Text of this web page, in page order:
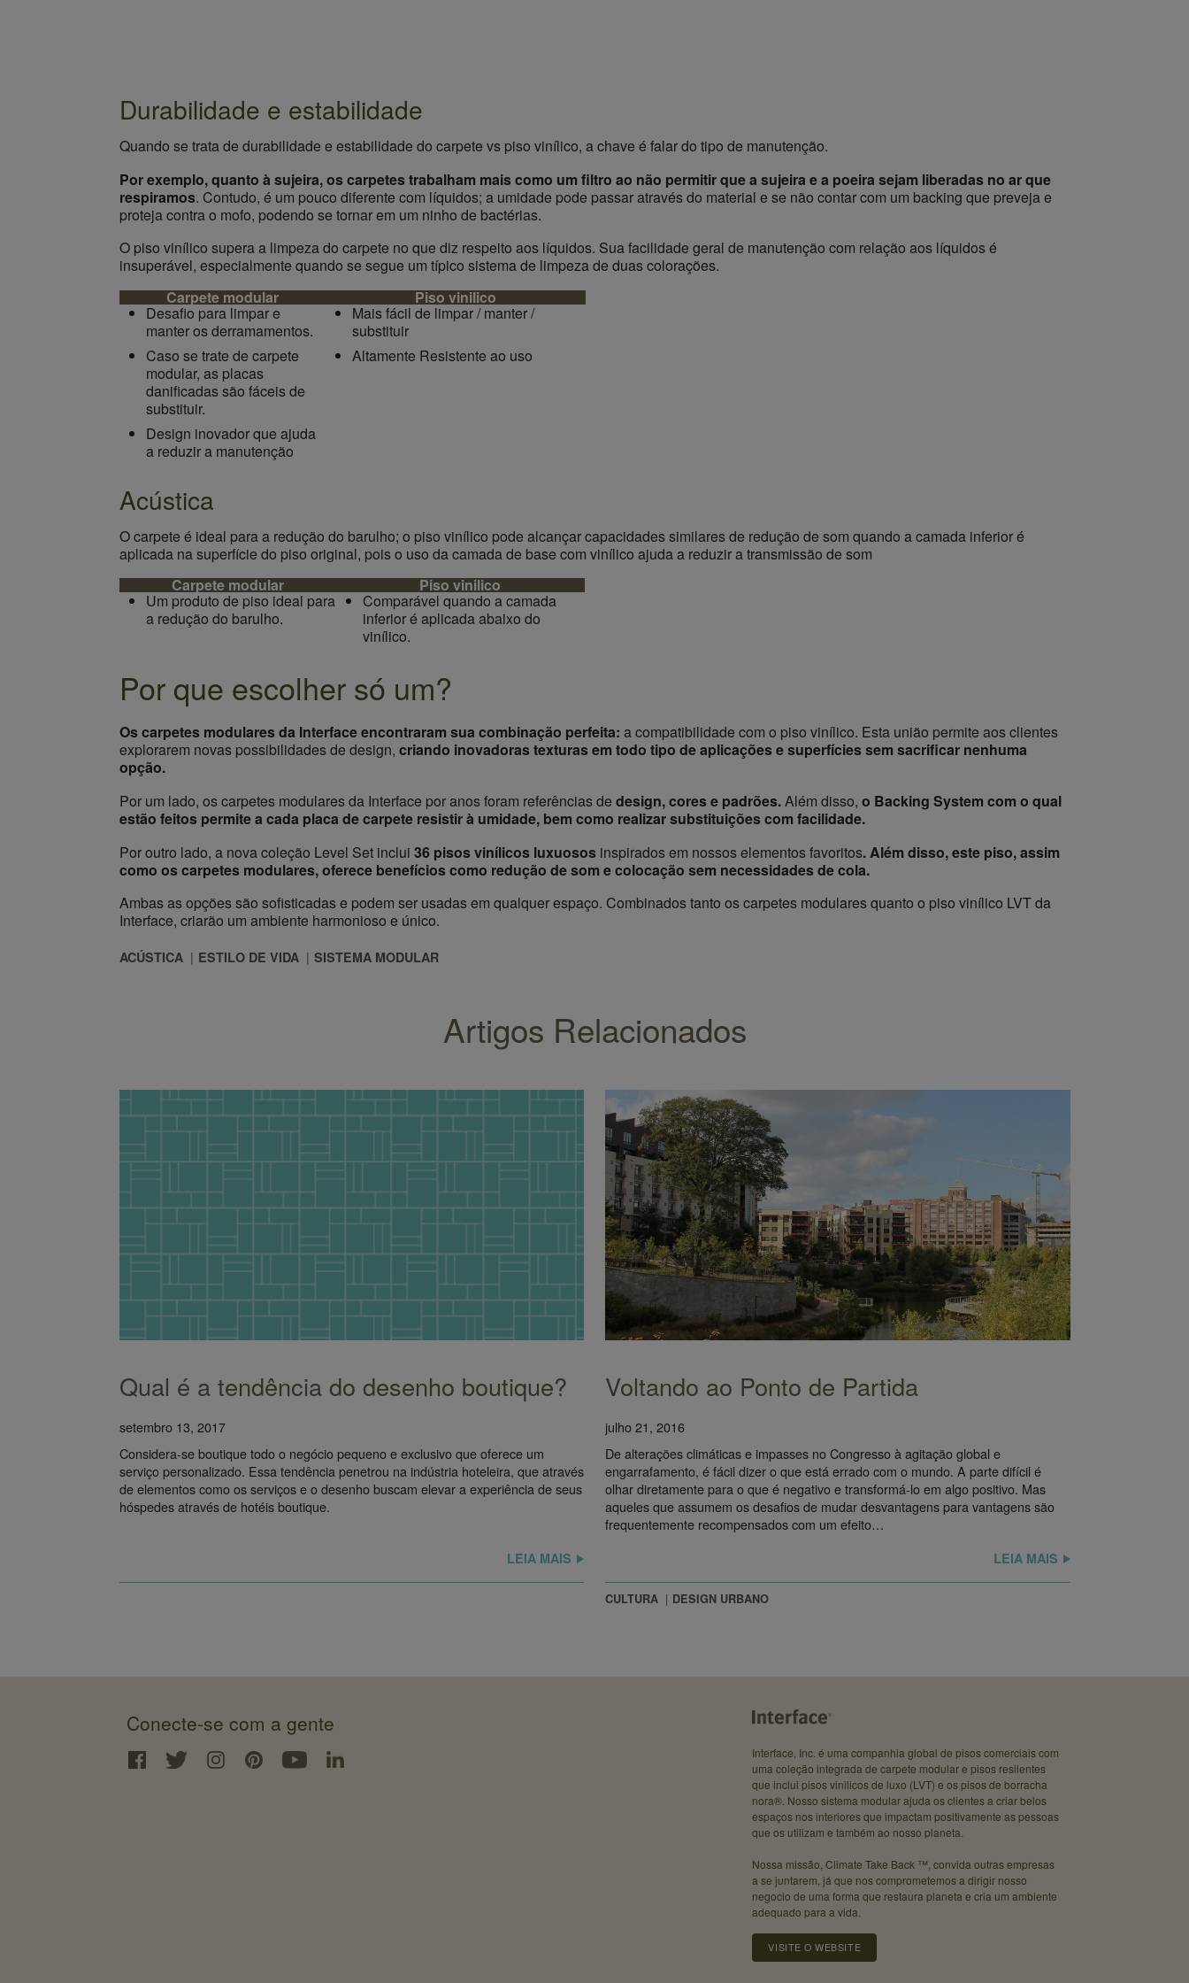
Durabilidade e estabilidade
Quando se trata de durabilidade e estabilidade do carpete vs piso vinílico, a chave é falar do tipo de manutenção.
Por exemplo, quanto à sujeira, os carpetes trabalham mais como um filtro ao não permitir que a sujeira e a poeira sejam liberadas no ar que
respiramos. Contudo, é um pouco diferente com líquidos; a umidade pode passar através do material e se não contar com um backing que preveja e
proteja contra o mofo, podendo se tornar em um ninho de bactérias.
O piso vinílico supera a limpeza do carpete no que diz respeito aos líquidos. Sua facilidade geral de manutenção com relação aos líquidos é
insuperável, especialmente quando se segue um típico sistema de limpeza de duas colorações.
Carpete modular
Piso vinilico
Desafio para limpar e
manter os derramamentos.
Caso se trate de carpete
modular, as placas
danificadas são fáceis de
substituir.
Design inovador que ajuda
a reduzir a manutenção
Mais fácil de limpar / manter /
substituir
Altamente Resistente ao uso
Acústica
O carpete é ideal para a redução do barulho; o piso vinílico pode alcançar capacidades similares de redução de som quando a camada inferior é
aplicada na superfície do piso original, pois o uso da camada de base com vinílico ajuda a reduzir a transmissão de som
Carpete modular
Piso vinilico
Um produto de piso ideal para
a redução do barulho.
Comparável quando a camada
inferior é aplicada abaixo do
vinílico.
Por que escolher só um?
Os carpetes modulares da Interface encontraram sua combinação perfeita: a compatibilidade com o piso vinílico. Esta união permite aos clientes
explorarem novas possibilidades de design, criando inovadoras texturas em todo tipo de aplicações e superfícies sem sacrificar nenhuma
opção.
Por um lado, os carpetes modulares da Interface por anos foram referências de design, cores e padrões.Além disso, o Backing System com o qual
estão feitos permite a cada placa de carpete resistir à umidade, bem como realizar substituições com facilidade.
Por outro lado, a nova coleção Level Set inclui 36 pisos vinílicos luxuososinspirados em nossos elementos favoritos. Além disso, este piso, assim
como os carpetes modulares, oferece benefícios como redução de som e colocação sem necessidades de cola.
Ambas as opções são sofisticadas e podem ser usadas em qualquer espaço. Combinados tanto os carpetes modulares quanto o piso vinílico LVT da
Interface, criarão um ambiente harmonioso e único.
ACÚSTICA ESTILO DE VIDA SISTEMA MODULAR
Artigos Relacionados
Qual é a tendência do desenho boutique?
setembro 13, 2017
Considera-se boutique todo o negócio pequeno e exclusivo que oferece um
serviço personalizado. Essa tendência penetrou na indústria hoteleira, que através
de elementos como os serviços e o desenho buscam elevar a experiência de seus
hóspedes através de hotéis boutique.
LEIA MAIS
Voltando ao Ponto de Partida
julho 21, 2016
De alterações climáticas e impasses no Congresso à agitação global e
engarrafamento, é fácil dizer o que está errado com o mundo. A parte difícil é
olhar diretamente para o que é negativo e transformá-lo em algo positivo. Mas
aqueles que assumem os desafios de mudar desvantagens para vantagens são
frequentemente recompensados com um efeito…
LEIA MAIS
CULTURA DESIGN URBANO
Conecte-se com a gente
Interface
Interface, Inc. é uma companhia global de pisos comerciais com
uma coleção integrada de carpete modular e pisos resilentes
que inclui pisos vinilicos de luxo (LVT) e os pisos de borracha
nora®. Nosso sistema modular ajuda os clientes a criar belos
espaços nos interiores que impactam positivamente as pessoas
que os utilizam e também ao nosso planeta.
Nossa missão, Climate Take Back ™, convida outras empresas
a se juntarem, já que nos comprometemos a dirigir nosso
negocio de uma forma que restaura planeta e cria um ambiente
adequado para a vida.
VISITE O WEBSITE